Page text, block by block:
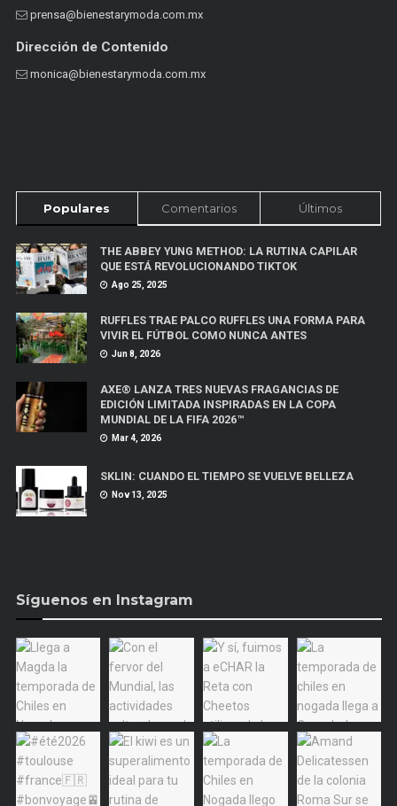
prensa@bienestarymoda.com.mx
Dirección de Contenido
monica@bienestarymoda.com.mx
Populares Comentarios Últimos
THE ABBEY YUNG METHOD: LA RUTINA CAPILAR
QUE ESTÁ REVOLUCIONANDO TIKTOK
Ago 25, 2025
RUFFLES TRAE PALCO RUFFLES UNA FORMA PARA
VIVIR EL FÚTBOL COMO NUNCA ANTES
Jun 8, 2026
AXE® LANZA TRES NUEVAS FRAGANCIAS DE
EDICIÓN LIMITADA INSPIRADAS EN LA COPA
MUNDIAL DE LA FIFA 2026™
Mar 4, 2026
SKLIN: CUANDO EL TIEMPO SE VUELVE BELLEZA
Nov 13, 2025
Síguenos en Instagram